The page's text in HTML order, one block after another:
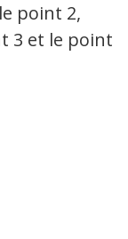
point 2,
3 et le point